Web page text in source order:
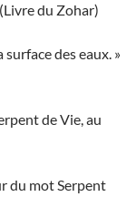
du Zohar)
des eaux. »
de Vie, au
du mot Serpent